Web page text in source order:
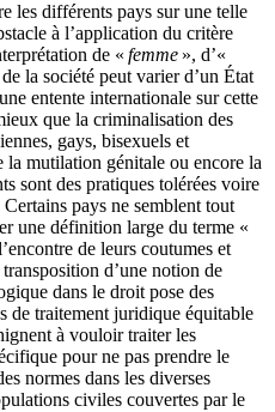
les différents pays sur une telle
à l’application du critère
de « femme », d’«
la société peut varier d’un État
entente internationale sur cette
que la criminalisation des
gays, bisexuels et
la mutilation génitale ou encore la
sont des pratiques tolérées voire
pays ne semblent tout
une définition large du terme «
de leurs coutumes et
d’une notion de
dans le droit pose des
de traitement juridique équitable
à vouloir traiter les
pour ne pas prendre le
normes dans les diverses
civiles couvertes par le